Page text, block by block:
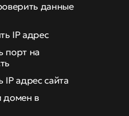
данные
IP адрес
порт на
IP адрес сайта
домен в